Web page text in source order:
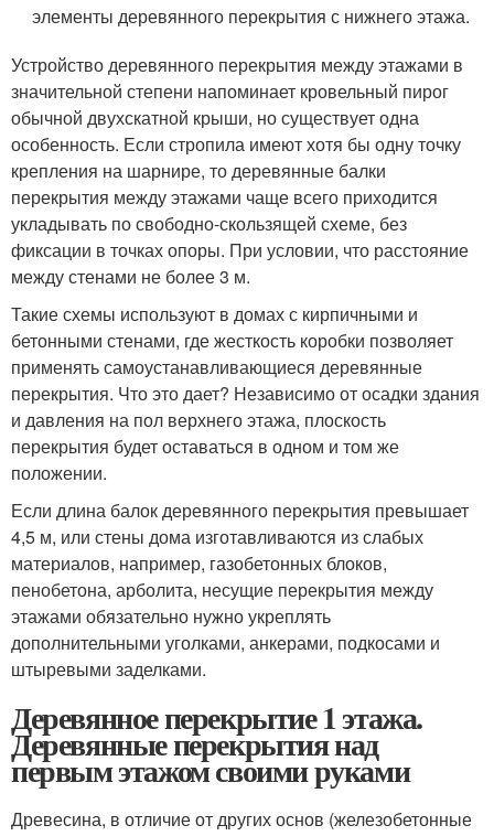
элементы деревянного перекрытия с нижнего этажа.
Устройство деревянного перекрытия между этажами в
значительной степени напоминает кровельный пирог
обычной двухскатной крыши, но существует одна
особенность. Если стропила имеют хотя бы одну точку
крепления на шарнире, то деревянные балки
перекрытия между этажами чаще всего приходится
укладывать по свободно-скользящей схеме, без
фиксации в точках опоры. При условии, что расстояние
между стенами не более 3 м.
Такие схемы используют в домах с кирпичными и
бетонными стенами, где жесткость коробки позволяет
применять самоустанавливающиеся деревянные
перекрытия. Что это дает? Независимо от осадки здания
и давления на пол верхнего этажа, плоскость
перекрытия будет оставаться в одном и том же
положении.
Если длина балок деревянного перекрытия превышает
4,5 м, или стены дома изготавливаются из слабых
материалов, например, газобетонных блоков,
пенобетона, арболита, несущие перекрытия между
этажами обязательно нужно укреплять
дополнительными уголками, анкерами, подкосами и
штыревыми заделками.
Деревянное перекрытие 1 этажа.
Деревянные перекрытия над
первым этажом своими руками
Древесина, в отличие от других основ (железобетонные